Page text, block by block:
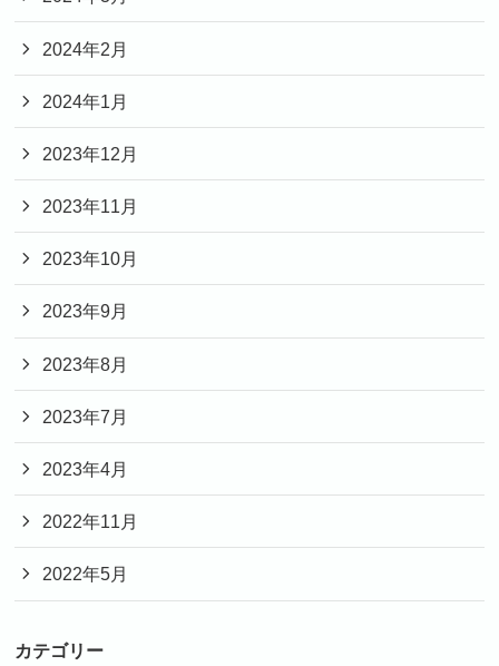
2024年2月
2024年1月
2023年12月
2023年11月
2023年10月
2023年9月
2023年8月
2023年7月
2023年4月
2022年11月
2022年5月
カテゴリー